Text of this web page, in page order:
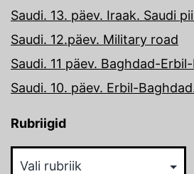
Saudi. 13. päev. Iraak. Saudi
Saudi. 12.päev. Military road
Saudi. 11 päev. Baghdad-
Saudi. 10. päev. Erbil-
Rubriigid